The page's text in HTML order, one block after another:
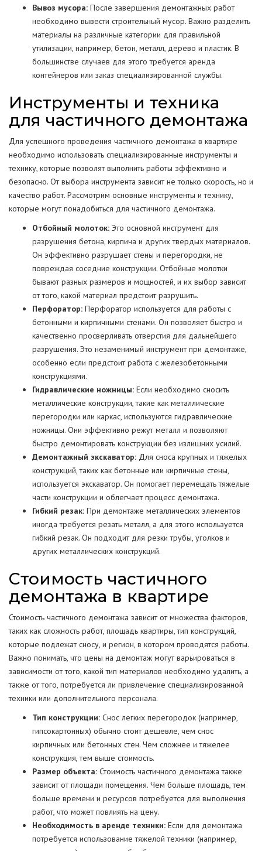
Вывоз мусора: После завершения демонтажных работ
необходимо вывести строительный мусор. Важно разделить
материалы на различные категории для правильной
утилизации, например, бетон, металл, дерево и пластик. В
большинстве случаев для этого требуется аренда
контейнеров или заказ специализированной службы.
Инструменты и техника
для частичного демонтажа
Для успешного проведения частичного демонтажа в квартире
необходимо использовать специализированные инструменты и
технику, которые позволят выполнить работы эффективно и
безопасно. От выбора инструмента зависит не только скорость, но и
качество работ. Рассмотрим основные инструменты и технику,
которые могут понадобиться для частичного демонтажа.
Отбойный молоток: Это основной инструмент для
разрушения бетона, кирпича и других твердых материалов.
Он эффективно разрушает стены и перегородки, не
повреждая соседние конструкции. Отбойные молотки
бывают разных размеров и мощностей, и их выбор зависит
от того, какой материал предстоит разрушить.
Перфоратор: Перфоратор используется для работы с
бетонными и кирпичными стенами. Он позволяет быстро и
качественно просверливать отверстия для дальнейшего
разрушения. Это незаменимый инструмент при демонтаже,
особенно если предстоит работа с железобетонными
конструкциями.
Гидравлические ножницы: Если необходимо сносить
металлические конструкции, такие как металлические
перегородки или каркас, используются гидравлические
ножницы. Они эффективно режут металл и позволяют
быстро демонтировать конструкции без излишних усилий.
Демонтажный экскаватор: Для сноса крупных и тяжелых
конструкций, таких как бетонные или кирпичные стены,
используется экскаватор. Он помогает перемещать тяжелые
части конструкции и облегчает процесс демонтажа.
Гибкий резак: При демонтаже металлических элементов
иногда требуется резать металл, а для этого используется
гибкий резак. Он подходит для резки трубы, уголков и
других металлических конструкций.
Стоимость частичного
демонтажа в квартире
Стоимость частичного демонтажа зависит от множества факторов,
таких как сложность работ, площадь квартиры, тип конструкций,
которые подлежат сносу, и регион, в котором проводятся работы.
Важно понимать, что цены на демонтаж могут варьироваться в
зависимости от того, какой тип материалов необходимо удалить, а
также от того, потребуется ли привлечение специализированной
техники или дополнительного персонала.
Тип конструкции: Снос легких перегородок (например,
гипсокартонных) обычно стоит дешевле, чем снос
кирпичных или бетонных стен. Чем сложнее и тяжелее
конструкция, тем выше стоимость.
Размер объекта: Стоимость частичного демонтажа также
зависит от площади помещения. Чем больше площадь, тем
больше времени и ресурсов потребуется для выполнения
работ, что может повлиять на цену.
Необходимость в аренде техники: Если для демонтажа
потребуется использование тяжелой техники (например,